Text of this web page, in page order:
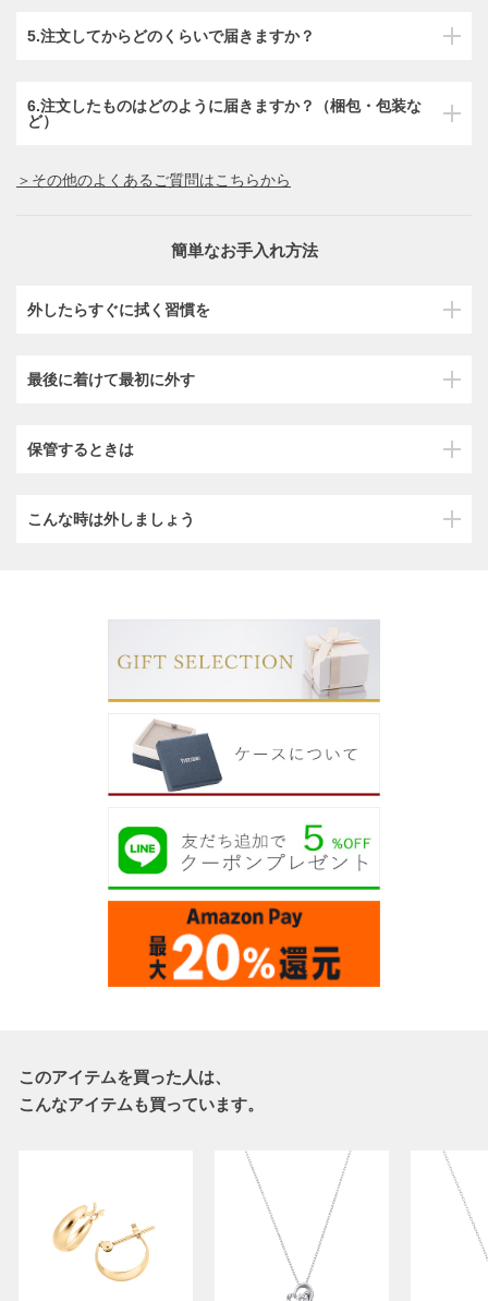
5.注文してからどのくらいで届きますか？
6.注文したものはどのように届きますか？（梱包・包装な
ど）
＞その他のよくあるご質問はこちらから
簡単なお手入れ方法
外したらすぐに拭く習慣を
最後に着けて最初に外す
保管するときは
こんな時は外しましょう
このアイテムを買った人は、
こんなアイテムも買っています。